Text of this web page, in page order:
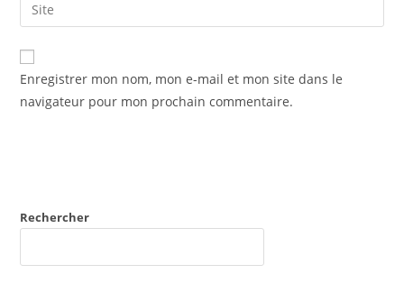
comment
address
comment
l’URL
de
votre
(facultatif)
Enregistrer mon nom, mon e-mail et mon site dans le
navigateur pour mon prochain commentaire.
Rechercher